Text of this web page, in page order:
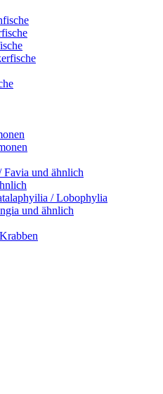
Favia und ähnlich
/ Lobophylia
und ähnlich